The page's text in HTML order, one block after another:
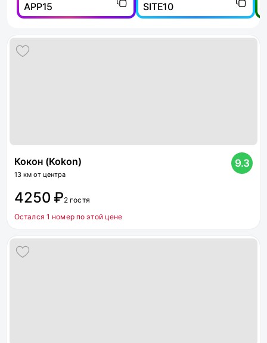
APP15 SITE10
Кокон (Kokon)
13 км от центра
9.3
4250 ₽2 гостя
Остался 1 номер по этой цене